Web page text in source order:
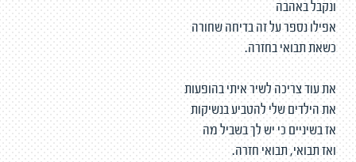
ונקבל באהבה
אפילו נספר על זה בדיחה שחורה
כשאת תבואי בחזרה.
את עוד צריכה לשיר איתי בהופעות
את הילדים שלי להטביע בנשיקות
אז בשיניים כי יש לך בשביל מה
ואז תבואי, תבואי חזרה.